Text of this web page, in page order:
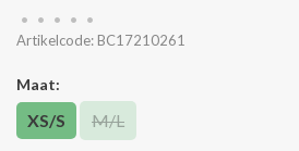
• • • •
•
Artikelcode: BC17210261
Maat:
XS/S M/L